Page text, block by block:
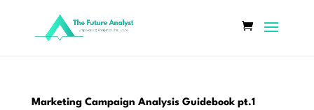
Marketing Campaign Analysis Guidebook pt.1